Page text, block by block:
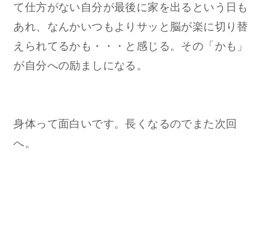
て仕方がない自分が最後に家を出るという日も
あれ、なんかいつもよりサッと脳が楽に切り替
えられてるかも・・・と感じる。その「かも」
が自分への励ましになる。
身体って面白いです。長くなるのでまた次回
へ。